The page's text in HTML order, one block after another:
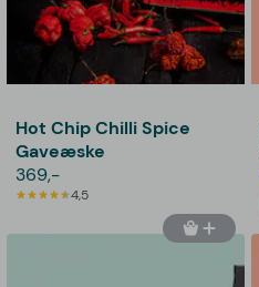
Hot Chip Chilli Spice
Gaveæske
369,-
4,5